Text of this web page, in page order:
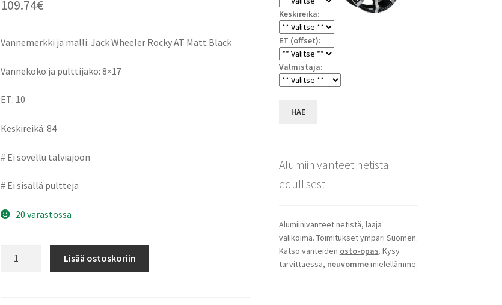
109.74€
Vannemerkki ja malli: Jack Wheeler Rocky AT Matt Black
Vannekoko ja pulttijako: 8×17
ET: 10
Keskireikä: 84
# Ei sovellu talviajoon
# Ei sisällä pultteja
20 varastossa
Lisää ostoskoriin
Keskireikä:
ET (offset):
Valmistaja:
HAE
Alumiinivanteet netistä
edullisesti
Alumiinivanteet netistä, laaja
valikoima. Toimitukset ympäri Suomen.
Katso vanteiden osto-opas. Kysy
tarvittaessa, neuvommemielellämme.